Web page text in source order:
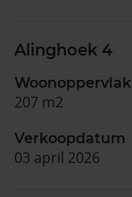
Alinghoek 4
Woonoppervlak
207 m2
Verkoopdatum
03 april 2026